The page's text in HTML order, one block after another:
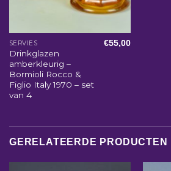
SERVIES
Drinkglazen
amberkleurig –
Bormioli Rocco &
Figlio Italy 1970 – set
van 4
€55,00
GERELATEERDE PRODUCTEN